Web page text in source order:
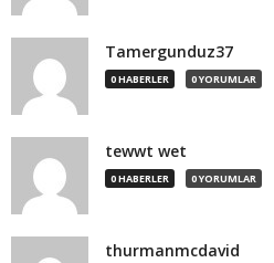
Tamergunduz37
0 HABERLER 0 YORUMLAR
tewwt wet
0 HABERLER 0 YORUMLAR
thurmanmcdavid